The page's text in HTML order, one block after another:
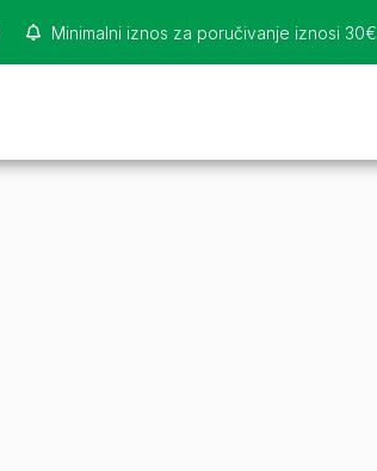
Minimalni iznos za poručivanje iznosi 30€